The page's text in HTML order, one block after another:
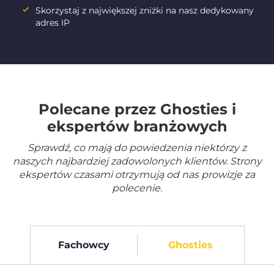
Skorzystaj z największej zniżki na nasz dedykowany
adres IP
Polecane przez Ghosties i
ekspertów branżowych
Sprawdź, co mają do powiedzenia niektórzy z
naszych najbardziej zadowolonych klientów. Strony
ekspertów czasami otrzymują od nas prowizje za
polecenie.
Fachowcy Ghosties